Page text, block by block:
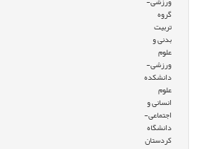
گروه
تربیت
بدنی و
علوم
ورزشی-
دانشکده
علوم
انسانی و
اجتماعی-
دانشگاه
کردستان